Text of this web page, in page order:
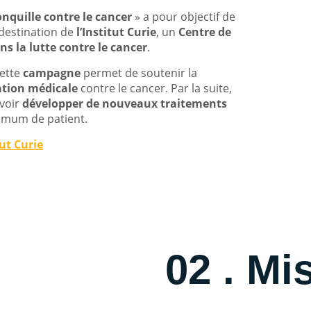
contre le cancer» a pour objectif de
de l’Institut Curie, un Centre de
la lutte contre le cancer.
campagnepermet de soutenir la
médicalecontre le cancer. Par la suite,
développer de nouveaux traitements
de patient.
Curie
02 .